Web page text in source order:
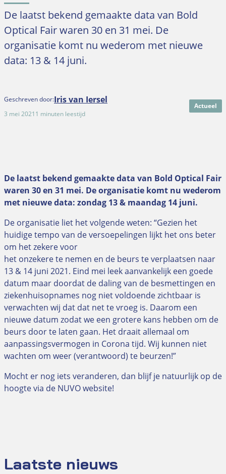
De laatst bekend gemaakte data van Bold
Optical Fair waren 30 en 31 mei. De
organisatie komt nu wederom met nieuwe
data: 13 & 14 juni.
Geschreven door:Iris van Iersel
3 mei 2021 1 minuten leestijd
Actueel
De laatst bekend gemaakte data van Bold Optical Fair
waren 30 en 31 mei. De organisatie komt nu wederom
met nieuwe data: zondag 13 & maandag 14 juni.
De organisatie liet het volgende weten: “Gezien het
huidige tempo van de versoepelingen lijkt het ons beter
om het zekere voor
het onzekere te nemen en de beurs te verplaatsen naar
13 & 14 juni 2021. Eind mei leek aanvankelijk een goede
datum maar doordat de daling van de besmettingen en
ziekenhuisopnames nog niet voldoende zichtbaar is
verwachten wij dat dat net te vroeg is. Daarom een
nieuwe datum zodat we een grotere kans hebben om de
beurs door te laten gaan. Het draait allemaal om
aanpassingsvermogen in Corona tijd. Wij kunnen niet
wachten om weer (verantwoord) te beurzen!”
Mocht er nog iets veranderen, dan blijf je natuurlijk op de
hoogte via de NUVO website!
Laatste nieuws